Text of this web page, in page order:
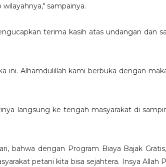
sampainya.
terima kasih atas undangan dan
ini. Alhamdulillah kami berbuka dengan
langsung ke tengah masyarakat di
bahwa dengan Program Biaya Bajak
petani kita bisa sejahtera. Insya Allah